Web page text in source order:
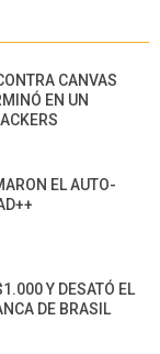
CANVAS
EN UN
EL AUTO-
Y DESATÓ EL
DE BRASIL